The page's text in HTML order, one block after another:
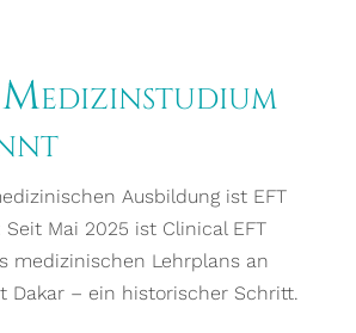
Ausbildung ist EFT
Seit Mai 2025 ist Clinical EFT
medizinischen Lehrplans an
Dakar – ein historischer Schritt.